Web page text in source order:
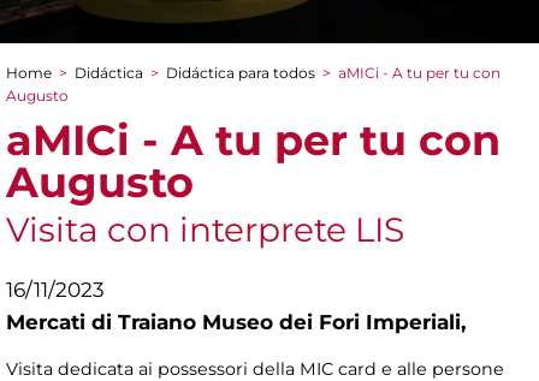
You are here
Home > Didáctica > Didáctica para todos > aMICi - A tu per tu con
Augusto
aMICi - A tu per tu con
Augusto
Visita con interprete LIS
16/11/2023
Mercati di Traiano Museo dei Fori Imperiali,
Visita dedicata ai possessori della MIC card e alle persone